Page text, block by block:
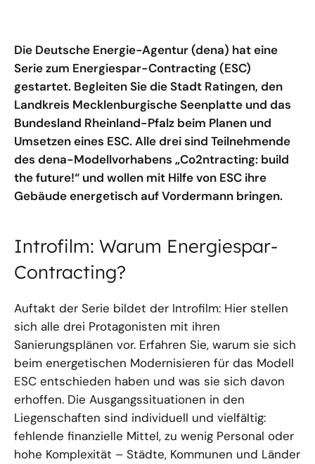
Die Deutsche Energie-Agentur (dena) hat eine
Serie zum Energiespar-Contracting (ESC)
gestartet. Begleiten Sie die Stadt Ratingen, den
Landkreis Mecklenburgische Seenplatte und das
Bundesland Rheinland-Pfalz beim Planen und
Umsetzen eines ESC. Alle drei sind Teilnehmende
des dena-Modellvorhabens „Co2ntracting: build
the future!“ und wollen mit Hilfe von ESC ihre
Gebäude energetisch auf Vordermann bringen.
Introfilm: Warum Energiespar-
Contracting?
Auftakt der Serie bildet der Introfilm: Hier stellen
sich alle drei Protagonisten mit ihren
Sanierungsplänen vor. Erfahren Sie, warum sie sich
beim energetischen Modernisieren für das Modell
ESC entschieden haben und was sie sich davon
erhoffen. Die Ausgangssituationen in den
Liegenschaften sind individuell und vielfältig:
fehlende finanzielle Mittel, zu wenig Personal oder
hohe Komplexität – Städte, Kommunen und Länder